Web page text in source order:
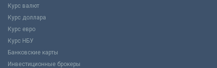
Курс валют
Курс доллара
Курс евро
Курс НБУ
Банковские карты
Инвестиционные брокеры